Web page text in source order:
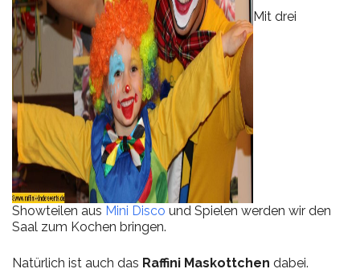
Mit drei
Showteilen aus Mini Disco und Spielen werden wir den
Saal zum Kochen bringen.
Natürlich ist auch das Raffini Maskottchen dabei.